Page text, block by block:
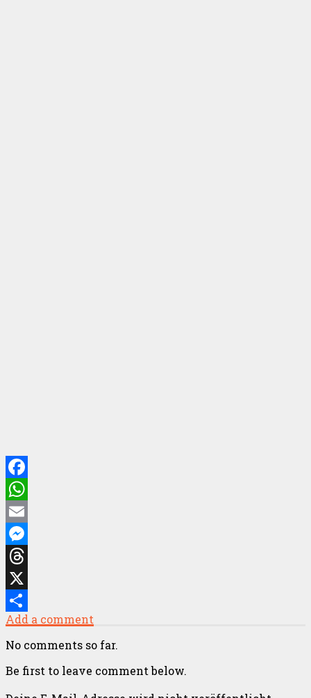
Facebook
WhatsApp
Email
Messenger
Threads
X
Teilen
Add a comment
No comments so far.
Be first to leave comment below.